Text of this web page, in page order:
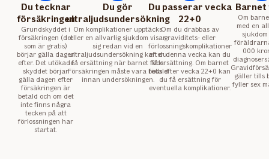
Du tecknar
försäkringen
Grundskyddet i
försäkringen (det
som är gratis)
börjar gälla dagen
efter. Det utökade
skyddet börjar
gälla dagen efter
försäkringen är
betald och om det
inte finns några
tecken på att
förlossningen har
startat.
Du gör
ultraljudsundersökning
Om komplikationer upptäcks
eller en allvarlig sjukdom visar
sig redan vid en
ultraljudsundersökning kan du
få ersättning när barnet föds.
Försäkringen måste vara betald
innan undersökningen.
Du passerar vecka
22+0
Om du drabbas av
graviditets- eller
förlossningskomplikationer
efter denna vecka kan du
få ersättning. Om barnet
föds efter vecka 22+0 kan
du få ersättning för
eventuella komplikationer.
Barnet
Om
med en
000
gäller tills
fyller sex